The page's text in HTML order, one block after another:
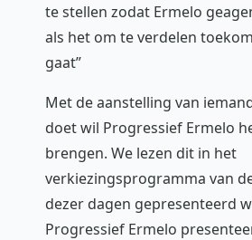
te stellen zodat Ermelo
als het om te verdelen
gaat”
Met de aanstelling van
doet wil Progressief Ermelo
brengen. We lezen dit in het
verkiezingsprogramma van
dezer dagen gepresenteerd
Progressief Ermelo